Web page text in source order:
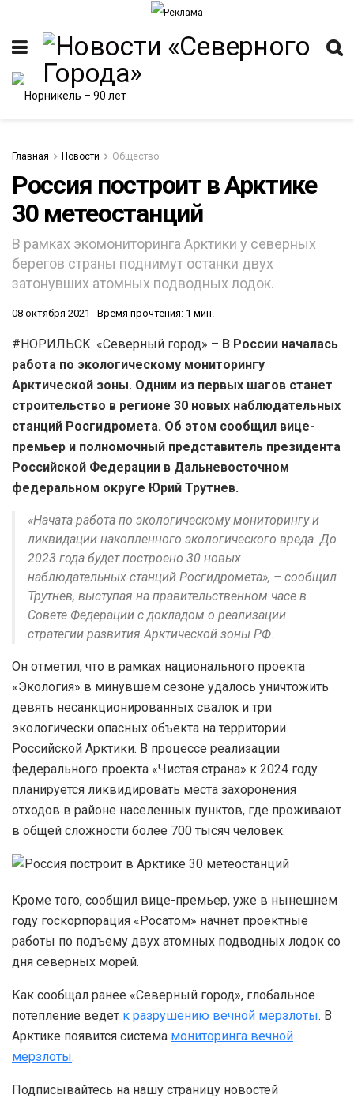
Главная Новости Общество
Россия построит в Арктике
30 метеостанций
В рамках экомониторинга Арктики у северных
берегов страны поднимут останки двух
затонувших атомных подводных лодок.
08 октября 2021 Время прочтения: 1 мин.
#НОРИЛЬСК. «Северный город» – В России началась
работа по экологическому мониторингу
Арктической зоны. Одним из первых шагов станет
строительство в регионе 30 новых наблюдательных
станций Росгидромета. Об этом сообщил вице-
премьер и полномочный представитель президента
Российской Федерации в Дальневосточном
федеральном округе Юрий Трутнев.
«Начата работа по экологическому мониторингу и
ликвидации накопленного экологического вреда. До
2023 года будет построено 30 новых
наблюдательных станций Росгидромета», – сообщил
Трутнев, выступая на правительственном часе в
Совете Федерации с докладом о реализации
стратегии развития Арктической зоны РФ.
Он отметил, что в рамках национального проекта
«Экология» в минувшем сезоне удалось уничтожить
девять несанкционированных свалок и три
экологически опасных объекта на территории
Российской Арктики. В процессе реализации
федерального проекта «Чистая страна» к 2024 году
планируется ликвидировать места захоронения
отходов в районе населенных пунктов, где проживают
в общей сложности более 700 тысяч человек.
Кроме того, сообщил вице-премьер, уже в нынешнем
году госкорпорация «Росатом» начнет проектные
работы по подъему двух атомных подводных лодок со
дня северных морей.
Как сообщал ранее «Северный город», глобальное
потепление ведет к разрушению вечной мерзлоты. В
Арктике появится система мониторинга вечной
мерзлоты.
Подписывайтесь на нашу страницу новостей